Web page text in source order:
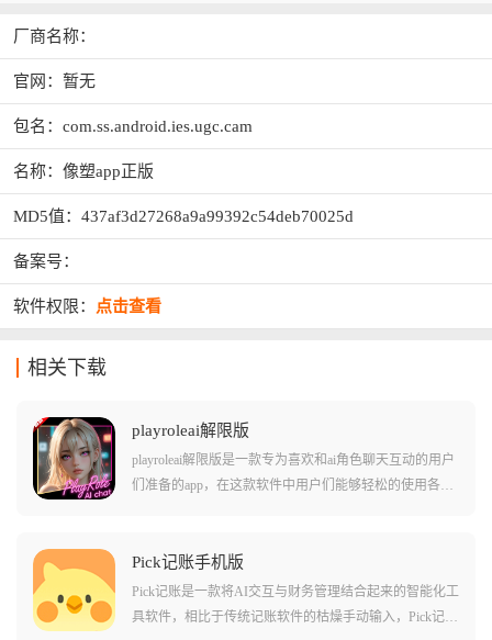
厂商名称：
官网：暂无
包名：com.ss.android.ies.ugc.cam
名称：像塑app正版
MD5值：437af3d27268a9a99392c54deb70025d
备案号：
软件权限： 点击查看
相关下载
playroleai解限版
playroleai解限版是一款专为喜欢和ai角色聊天互动的用户
们准备的app，在这款软件中用户们能够轻松的使用各种
件中的ai角色的记忆能力都很持久，能够长时期的记住您
的对话内容，更好的衔接上下文和其他的深度对话内
容，让您体验沉浸式的角色体验!
Pick记账手机版
Pick记账是一款将AI交互与财务管理结合起来的智能化工
具软件，相比于传统记账软件的枯燥手动输入，Pick记账